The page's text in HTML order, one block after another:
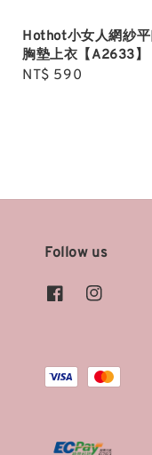
Hothot小女人網紗平
胸墊上衣【A2633】
Regular
NT$ 590
Follow us